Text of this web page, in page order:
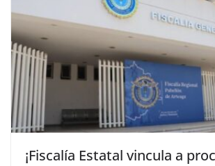
¡Fiscalía Estatal vincula a